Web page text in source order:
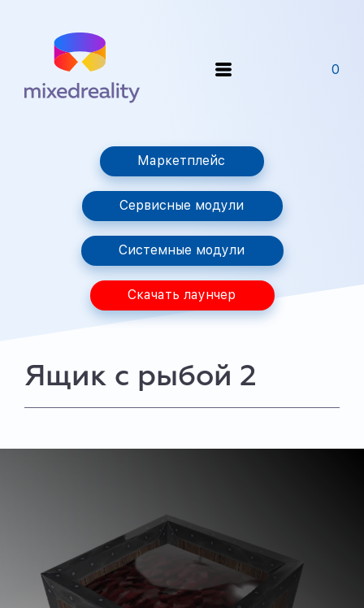
0
Маркетплейс
Сервисные модули
Системные модули
Скачать лаунчер
Ящик с рыбой 2